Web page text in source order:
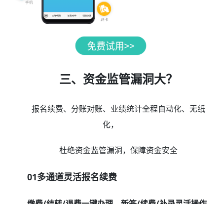
三、资金监管漏洞大？
报名续费、分账对账、业绩统计全程自动化、无纸
化，
杜绝资金监管漏洞，保障资金安全
01多通道灵活报名续费